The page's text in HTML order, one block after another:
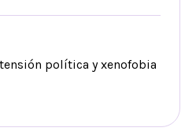
política y xenofobia